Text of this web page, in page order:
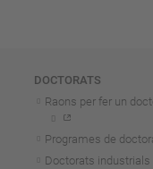
DOCTORATS
Raons per fer un
Programes de
Doctorats industrials